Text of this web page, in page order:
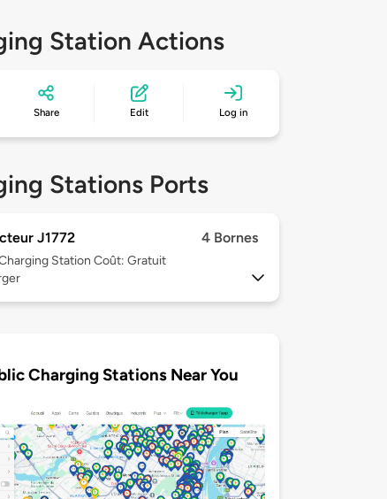
Station Actions
Share Edit Log in
Stations Ports
J1772 4 Bornes
Station Coût: Gratuit
Charging Stations Near You